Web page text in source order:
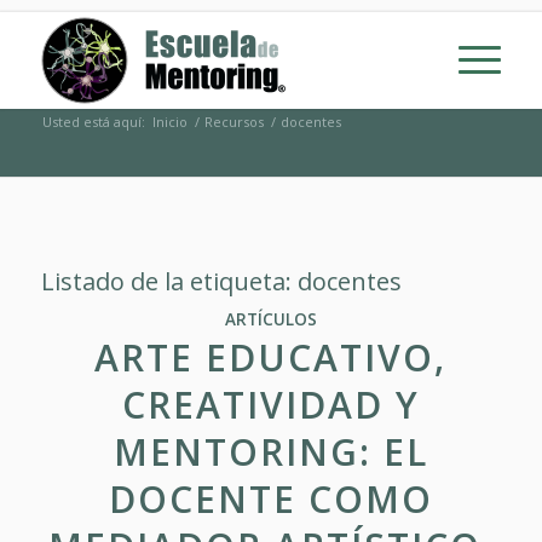
Usted está aquí: Inicio / Recursos / docentes
Listado de la etiqueta: docentes
ARTÍCULOS
ARTE EDUCATIVO,
CREATIVIDAD Y
MENTORING: EL
DOCENTE COMO